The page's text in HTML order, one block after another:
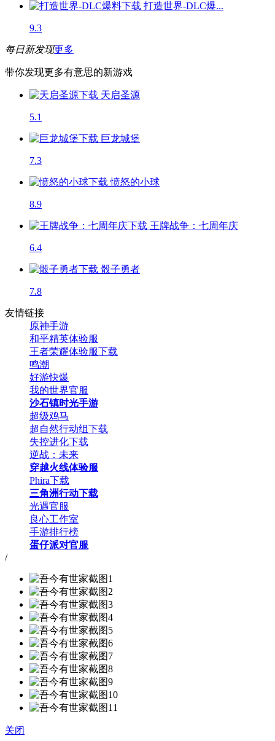
打造世界-DLC爆...
9.3
每日新发现更多
带你发现更多有意思的新游戏
天启圣源
5.1
巨龙城堡
7.3
愤怒的小球
8.9
王牌战争：七周年庆
6.4
骰子勇者
7.8
友情链接
原神手游
和平精英体验服
王者荣耀体验服下载
鸣潮
好游快爆
我的世界官服
沙石镇时光手游
超级鸡马
超自然行动组下载
失控进化下载
逆战：未来
穿越火线体验服
Phira下载
三角洲行动下载
光遇官服
良心工作室
手游排行榜
蛋仔派对官服
/
关闭